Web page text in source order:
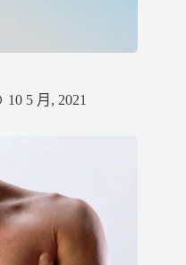
10 5 月, 2021